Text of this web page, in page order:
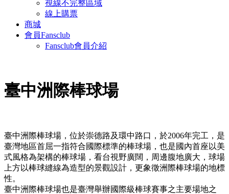
視線不完整區域
線上購票
商城
會員Fansclub
Fansclub會員介紹
臺中洲際棒球場
臺中洲際棒球場，位於崇德路及環中路口，於2006年完工，是
臺灣地區首屈一指符合國際標準的棒球場，也是國內首座以美
式風格為架構的棒球場，看台視野廣闊，周邊腹地廣大，球場
上方以棒球縫線為造型的景觀設計，更象徵洲際棒球場的地標
性。
臺中洲際棒球場也是臺灣舉辦國際級棒球賽事之主要場地之